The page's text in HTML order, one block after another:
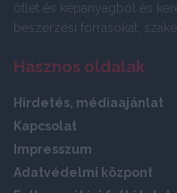
ötlet és képanyagból és
beszerzési forrásokat,
Hasznos oldalak
Hirdetés, médiaajánlat
Kapcsolat
Impresszum
Adatvédelmi központ